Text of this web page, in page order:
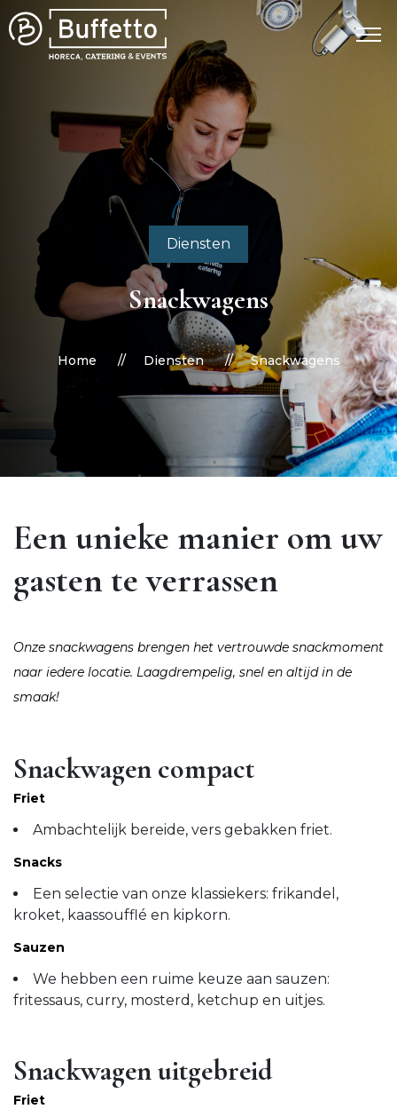
Diensten
Snackwagens
Home Diensten Snackwagens
Een unieke manier om uw
gasten te verrassen
Onze snackwagens brengen het vertrouwde snackmoment
naar iedere locatie. Laagdrempelig, snel en altijd in de
smaak!
Snackwagen compact
Friet
Ambachtelijk bereide, vers gebakken friet.
Snacks
Een selectie van onze klassiekers: frikandel,
kroket, kaassoufflé en kipkorn.
Sauzen
We hebben een ruime keuze aan sauzen:
fritessaus, curry, mosterd, ketchup en uitjes.
Snackwagen uitgebreid
Friet